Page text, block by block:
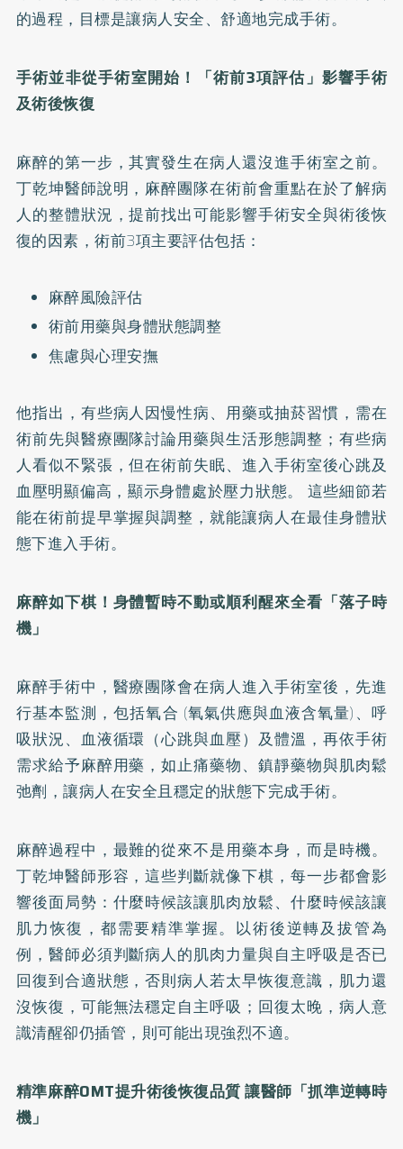
的過程，目標是讓病人安全、舒適地完成手術。
手術並非從手術室開始！「術前3項評估」影響手術
及術後恢復
麻醉的第一步，其實發生在病人還沒進手術室之前。
丁乾坤醫師說明，麻醉團隊在術前會重點在於了解病
人的整體狀況，提前找出可能影響手術安全與術後恢
復的因素，術前3項主要評估包括：
麻醉風險評估
術前用藥與身體狀態調整
焦慮與心理安撫
他指出，有些病人因慢性病、用藥或抽菸習慣，需在
術前先與醫療團隊討論用藥與生活形態調整；有些病
人看似不緊張，但在術前失眠、進入手術室後心跳及
血壓明顯偏高，顯示身體處於壓力狀態。 這些細節若
能在術前提早掌握與調整，就能讓病人在最佳身體狀
態下進入手術。
麻醉如下棋！身體暫時不動或順利醒來全看「落子時
機」
麻醉手術中，醫療團隊會在病人進入手術室後，先進
行基本監測，包括氧合 (氧氣供應與血液含氧量)、呼
吸狀況、血液循環（心跳與血壓）及體溫，再依手術
需求給予麻醉用藥，如止痛藥物、鎮靜藥物與肌肉鬆
弛劑，讓病人在安全且穩定的狀態下完成手術。
麻醉過程中，最難的從來不是用藥本身，而是時機。
丁乾坤醫師形容，這些判斷就像下棋，每一步都會影
響後面局勢：什麼時候該讓肌肉放鬆、什麼時候該讓
肌力恢復，都需要精準掌握。以術後逆轉及拔管為
例，醫師必須判斷病人的肌肉力量與自主呼吸是否已
回復到合適狀態，否則病人若太早恢復意識，肌力還
沒恢復，可能無法穩定自主呼吸；回復太晚，病人意
識清醒卻仍插管，則可能出現強烈不適。
精準麻醉OMT提升術後恢復品質 讓醫師「抓準逆轉時
機」